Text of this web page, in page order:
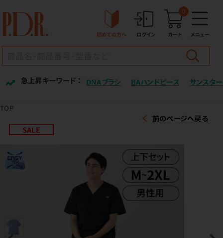
初めての方へ ログイン カート
0
メニュー
急上昇キーワード ： DNAブラシ BAハンドピース サンスター
TOP
前のページへ戻る
SALE